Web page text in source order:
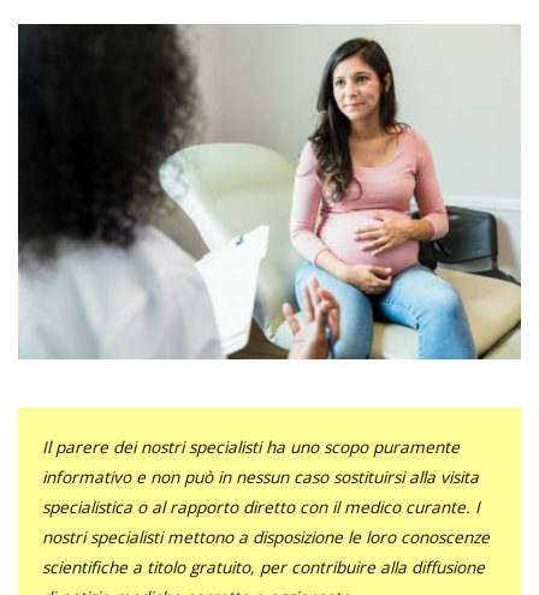
Il parere dei nostri specialisti ha uno scopo puramente
informativo e non può in nessun caso sostituirsi alla visita
specialistica o al rapporto diretto con il medico curante. I
nostri specialisti mettono a disposizione le loro conoscenze
scientifiche a titolo gratuito, per contribuire alla diffusione